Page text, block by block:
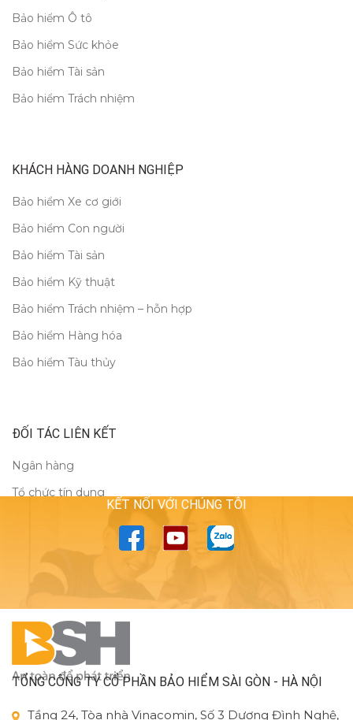
Bảo hiểm Ô tô
Bảo hiểm Sức khỏe
Bảo hiểm Tài sản
Bảo hiểm Trách nhiệm
KHÁCH HÀNG DOANH NGHIỆP
Bảo hiểm Xe cơ giới
Bảo hiểm Con người
Bảo hiểm Tài sản
Bảo hiểm Kỹ thuật
Bảo hiểm Trách nhiệm – hỗn hợp
Bảo hiểm Hàng hóa
Bảo hiểm Tàu thủy
ĐỐI TÁC LIÊN KẾT
Ngân hàng
Tổ chức tín dụng
TỔNG CÔNG TY CỔ PHẦN BẢO HIỂM SÀI GÒN - HÀ NỘI
Tầng 24, Tòa nhà Vinacomin, Số 3 Dương Đình Nghệ,
KẾT NỐI VỚI CHÚNG TÔI